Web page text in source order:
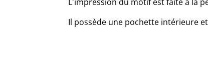
Il possède une pochette intérieure